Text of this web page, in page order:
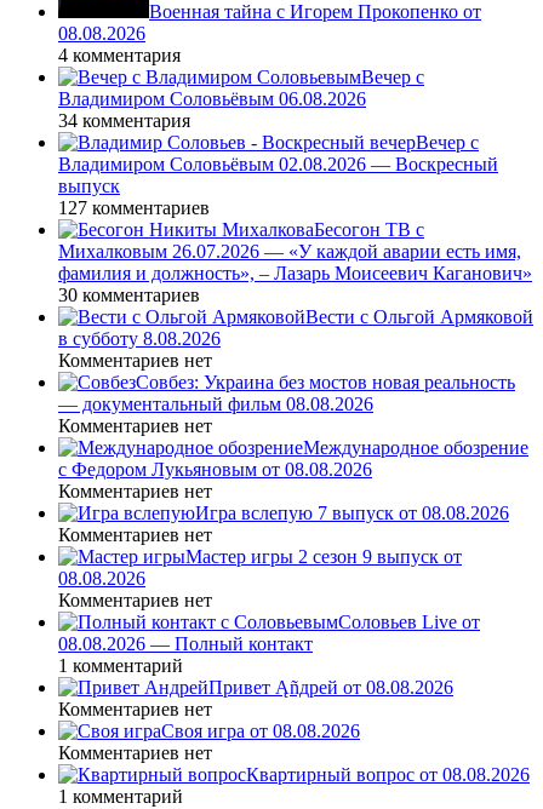
Военная тайна с Игорем Прокопенко от
08.08.2026
4 комментария
Вечер с
Владимиром Соловьёвым 06.08.2026
34 комментария
Вечер с
Владимиром Соловьёвым 02.08.2026 — Воскресный
выпуск
127 комментариев
Бесогон ТВ с
Михалковым 26.07.2026 — «У каждой аварии есть имя,
фамилия и должность», – Лазарь Моисеевич Каганович»
30 комментариев
Вести с Ольгой Армяковой
в субботу 8.08.2026
Комментариев нет
Совбез: Украина без мостов новая реальность
— документальный фильм 08.08.2026
Комментариев нет
Международное обозрение
с Федором Лукьяновым от 08.08.2026
Комментариев нет
Игра вслепую 7 выпуск от 08.08.2026
Комментариев нет
Мастер игры 2 сезон 9 выпуск от
08.08.2026
Комментариев нет
Соловьев Live от
08.08.2026 — Полный контакт
1 комментарий
Привет Ąñдpей от 08.08.2026
Комментариев нет
Своя игра от 08.08.2026
Комментариев нет
Квартирный вопрос от 08.08.2026
1 комментарий